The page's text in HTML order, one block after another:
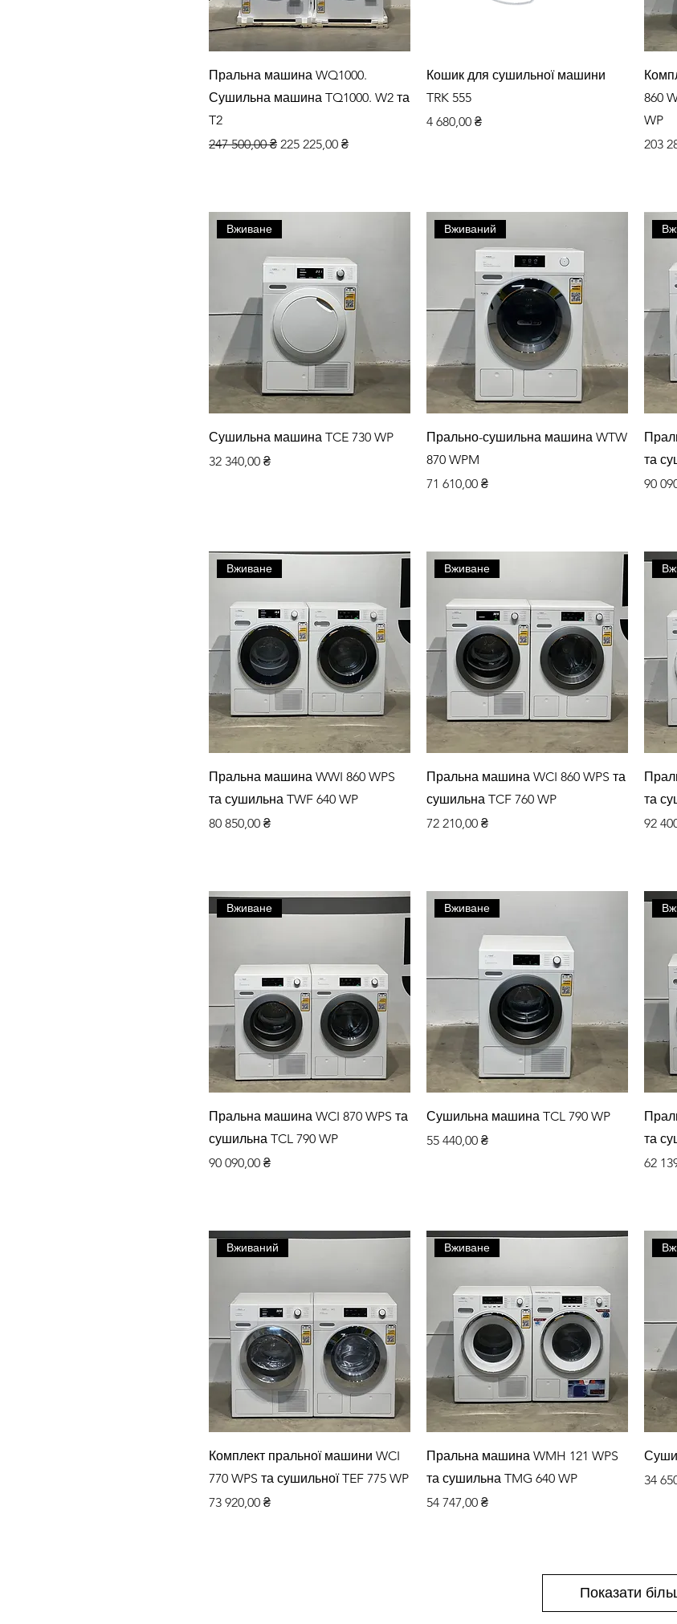
Швидкий перегляд
Пральна машина WQ1000.
Сушильна машина TQ1000. W2 та
T2
Звичайна ціна
247 500,00 ₴ За розпродажем
225 225,00 ₴
Швидкий перегляд
Кошик для сушильної машини
TRK 555
Ціна
4 680,00 ₴
860
WP
Ціна
203
Швидкий перегляд
Вживане
Сушильна машина TCE 730 WP
Ціна
32 340,00 ₴
Швидкий перегляд
Вживаний
Прально-сушильна машина WTW
870 WPM
Ціна
71 610,00 ₴
та
Ціна
90
Швидкий перегляд
Вживане
Пральна машина WWI 860 WPS
та сушильна TWF 640 WP
Ціна
80 850,00 ₴
Швидкий перегляд
Вживане
Пральна машина WCI 860 WPS та
сушильна TCF 760 WP
Ціна
72 210,00 ₴
та
Ціна
92
Швидкий перегляд
Вживане
Пральна машина WCI 870 WPS та
сушильна TCL 790 WP
Ціна
90 090,00 ₴
Швидкий перегляд
Вживане
Сушильна машина TCL 790 WP
Ціна
55 440,00 ₴
та
Ціна
62
Швидкий перегляд
Вживаний
Комплект пральної машини WCI
770 WPS та сушильної TEF 775 WP
Ціна
73 920,00 ₴
Швидкий перегляд
Вживане
Пральна машина WMH 121 WPS
та сушильна TMG 640 WP
Ціна
54 747,00 ₴
Ціна
34
Показати